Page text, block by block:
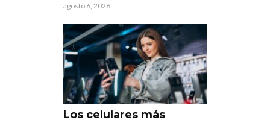
agosto 6, 2026
Los celulares más